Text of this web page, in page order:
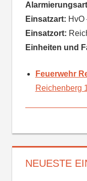
Einsatzart: HvO
Einsatzort:
Einheiten und
Feuerwehr
Reichenberg
NEUESTE